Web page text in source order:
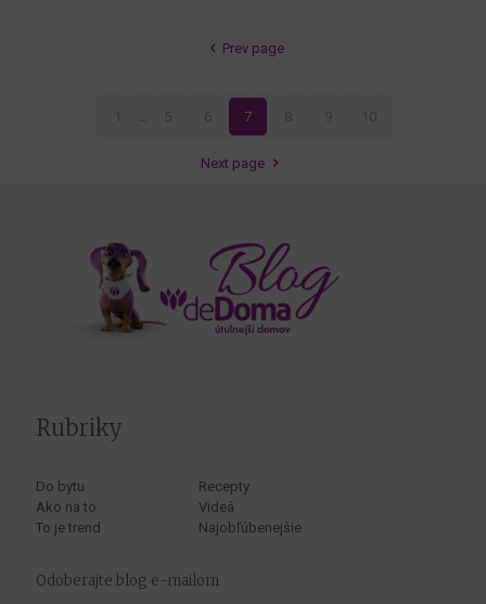
Prev page
1 5 6 7 8 9 10
Next page
Rubriky
Do bytu
Ako na to
To je trend
Recepty
Videá
Najobľúbenejšie
Odoberajte blog e-mailom